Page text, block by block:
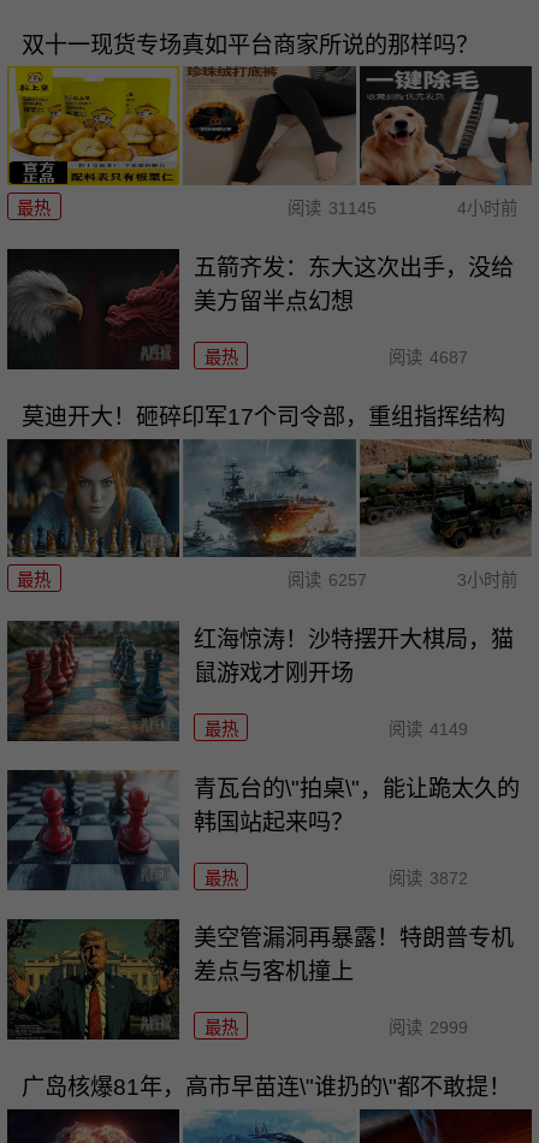
双十一现货专场真如平台商家所说的那样吗？
最热 阅读 31145 4小时前
五箭齐发：东大这次出手，没给
美方留半点幻想
最热 阅读 4687
莫迪开大！砸碎印军17个司令部，重组指挥结构
最热 阅读 6257 3小时前
红海惊涛！沙特摆开大棋局，猫
鼠游戏才刚开场
最热 阅读 4149
青瓦台的\"拍桌\"，能让跪太久的
韩国站起来吗？
最热 阅读 3872
美空管漏洞再暴露！特朗普专机
差点与客机撞上
最热 阅读 2999
广岛核爆81年，高市早苗连\"谁扔的\"都不敢提！